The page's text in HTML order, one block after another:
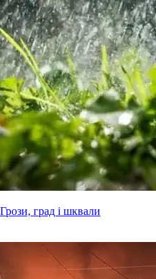
град і шквали